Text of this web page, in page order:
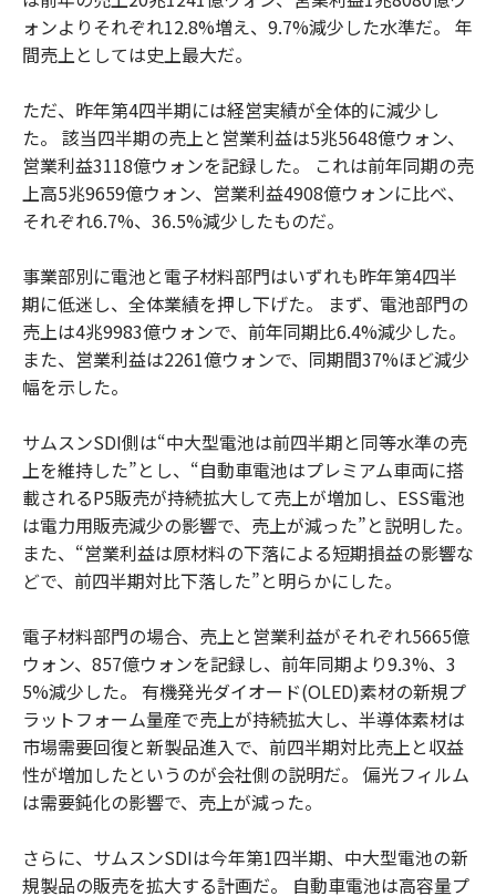
ォンよりそれぞれ12.8%増え、9.7%減少した水準だ。 年
間売上としては史上最大だ。
ただ、昨年第4四半期には経営実績が全体的に減少し
た。 該当四半期の売上と営業利益は5兆5648億ウォン、
営業利益3118億ウォンを記録した。 これは前年同期の売
上高5兆9659億ウォン、営業利益4908億ウォンに比べ、
それぞれ6.7%、36.5%減少したものだ。
事業部別に電池と電子材料部門はいずれも昨年第4四半
期に低迷し、全体業績を押し下げた。 まず、電池部門の
売上は4兆9983億ウォンで、前年同期比6.4%減少した。
また、営業利益は2261億ウォンで、同期間37%ほど減少
幅を示した。
サムスンSDI側は“中大型電池は前四半期と同等水準の売
上を維持した”とし、“自動車電池はプレミアム車両に搭
載されるP5販売が持続拡大して売上が増加し、ESS電池
は電力用販売減少の影響で、売上が減った”と説明した。
また、“営業利益は原材料の下落による短期損益の影響な
どで、前四半期対比下落した”と明らかにした。
電子材料部門の場合、売上と営業利益がそれぞれ5665億
ウォン、857億ウォンを記録し、前年同期より9.3%、3
5%減少した。 有機発光ダイオード(OLED)素材の新規プ
ラットフォーム量産で売上が持続拡大し、半導体素材は
市場需要回復と新製品進入で、前四半期対比売上と収益
性が増加したというのが会社側の説明だ。 偏光フィルム
は需要鈍化の影響で、売上が減った。
さらに、サムスンSDIは今年第1四半期、中大型電池の新
規製品の販売を拡大する計画だ。 自動車電池は高容量プ